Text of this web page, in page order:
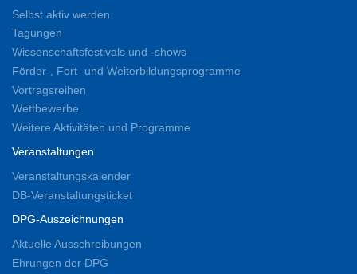
Selbst aktiv werden
Tagungen
Wissenschaftsfestivals und -shows
Förder-, Fort- und Weiterbildungsprogramme
Vortragsreihen
Wettbewerbe
Weitere Aktivitäten und Programme
Veranstaltungen
Veranstaltungskalender
DB-Veranstaltungsticket
DPG-Auszeichnungen
Aktuelle Ausschreibungen
Ehrungen der DPG